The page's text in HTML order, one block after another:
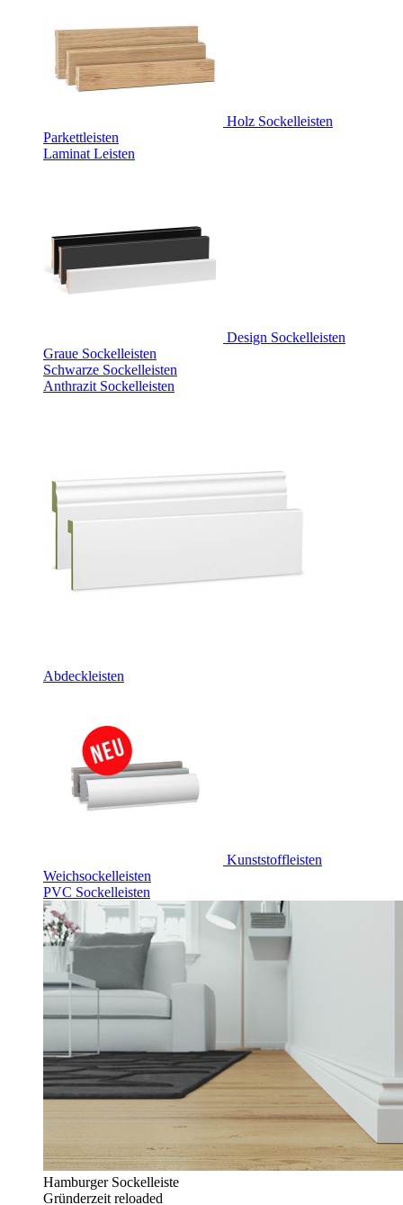
Holz Sockelleisten
Parkettleisten
Laminat Leisten
Design Sockelleisten
Graue Sockelleisten
Schwarze Sockelleisten
Anthrazit Sockelleisten
Abdeckleisten
Kunststoffleisten
Weichsockelleisten
PVC Sockelleisten
Hamburger Sockelleiste
Gründerzeit reloaded